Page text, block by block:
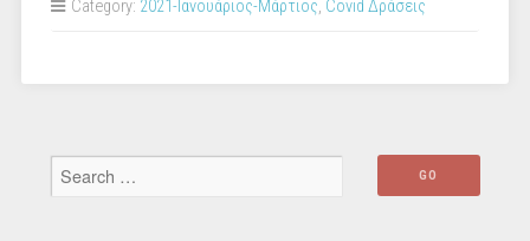
τους
Category: 2021-Ιανουάριος-Μάρτιος, Covid Δράσεις